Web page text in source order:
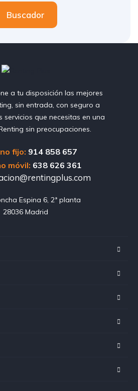
Buscador
a tu disposición las mejores
sin entrada, con seguro a
servicios que necesitas en una
sin preocupaciones.
fijo: 914 858 657
móvil: 638 626 361
Espina 6, 2ª planta
28036 Madrid